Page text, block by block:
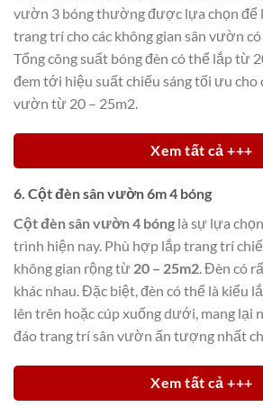
vườn 3 bóng thường được lựa chọn để
trang trí cho các không gian sân vườn
Tổng công suất bóng đèn có thể lắp từ
đem tới hiệu suất chiếu sáng tối ưu cho
vườn từ 20 – 25m2.
Xem tất cả +++
6. Cột đèn sân vườn 6m 4 bóng
Cột đèn sân vườn 4 bóng là sự lựa
trình hiện nay. Phù hợp lắp trang trí
không gian rộng từ 20 – 25m2. Đèn có
khác nhau. Đặc biệt, đèn có thể là kiểu
lên trên hoặc cúp xuống dưới, mang lại
đáo trang trí sân vườn ấn tượng nhất
Xem tất cả +++